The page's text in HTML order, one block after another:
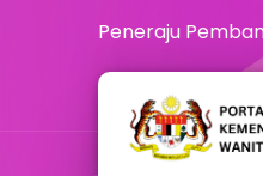
Peneraju